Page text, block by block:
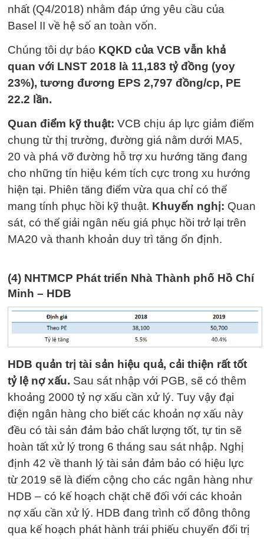
nhất (Q4/2018) nhằm đáp ứng yêu cầu của
Basel II về hệ số an toàn vốn.
Chúng tôi dự báo KQKD của VCB vẫn khả
quan với LNST 2018 là 11,183 tỷ đồng (yoy
23%), tương đương EPS 2,797 đồng/cp, PE
22.2 lần.
Quan điểm kỹ thuật:VCB chịu áp lực giảm điểm
chung từ thị trường, đường giá nằm dưới MA5,
20 và phá vỡ đường hỗ trợ xu hướng tăng đang
cho những tín hiệu kém tích cực trong xu hướng
hiện tại. Phiên tăng điểm vừa qua chỉ có thể
mang tính phục hồi kỹ thuật. Khuyến nghị: Quan
sát, có thể giải ngân nếu giá phục hồi trở lại trên
MA20 và thanh khoản duy trì tăng ổn định.
(4) NHTMCP Phát triển Nhà Thành phố Hồ Chí
Minh – HDB
HDB quản trị tài sản hiệu quả, cải thiện rất tốt
tỷ lệ nợ xấu. Sau sát nhập với PGB, sẽ có thêm
khoảng 2000 tỷ nợ xấu cần xử lý. Tuy vậy đại
điện ngân hàng cho biết các khoản nợ xấu này
đều có tài sản đảm bảo chất lượng tốt, tự tin sẽ
hoàn tất xử lý trong 6 tháng sau sát nhập. Nghị
định 42 về thanh lý tài sản đảm bảo có hiệu lực
từ 2019 sẽ là điểm cộng cho các ngân hàng như
HDB – có kế hoạch chặt chẽ đối với các khoản
nợ xấu cần xử lý. HDB đang trình cổ đông thông
qua kế hoạch phát hành trái phiếu chuyển đổi trị